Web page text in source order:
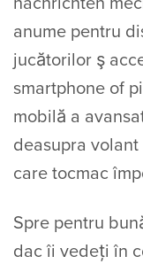
anume pentru
jucătorilor ş
smartphone of
mobilă a
deasupra
care tocmac
Spre pentru
dac îi vedeți în